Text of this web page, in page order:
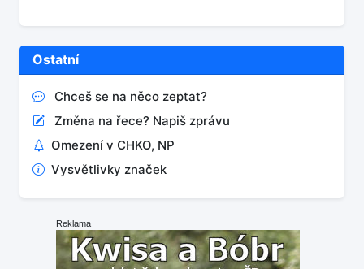
Ostatní
Chceš se na něco zeptat?
Změna na řece? Napiš zprávu
Omezení v CHKO, NP
Vysvětlivky značek
Reklama